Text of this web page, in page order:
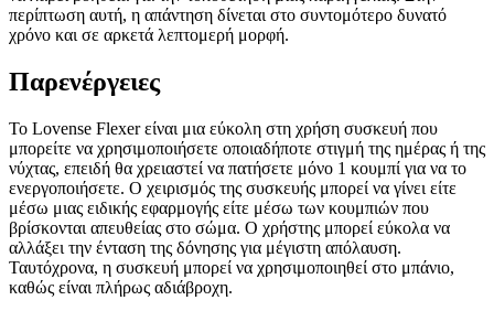
περίπτωση αυτή, η απάντηση δίνεται στο συντομότερο δυνατό
χρόνο και σε αρκετά λεπτομερή μορφή.
Παρενέργειες
Το Lovense Flexer είναι μια εύκολη στη χρήση συσκευή που
μπορείτε να χρησιμοποιήσετε οποιαδήποτε στιγμή της ημέρας ή της
νύχτας, επειδή θα χρειαστεί να πατήσετε μόνο 1 κουμπί για να το
ενεργοποιήσετε. Ο χειρισμός της συσκευής μπορεί να γίνει είτε
μέσω μιας ειδικής εφαρμογής είτε μέσω των κουμπιών που
βρίσκονται απευθείας στο σώμα. Ο χρήστης μπορεί εύκολα να
αλλάξει την ένταση της δόνησης για μέγιστη απόλαυση.
Ταυτόχρονα, η συσκευή μπορεί να χρησιμοποιηθεί στο μπάνιο,
καθώς είναι πλήρως αδιάβροχη.